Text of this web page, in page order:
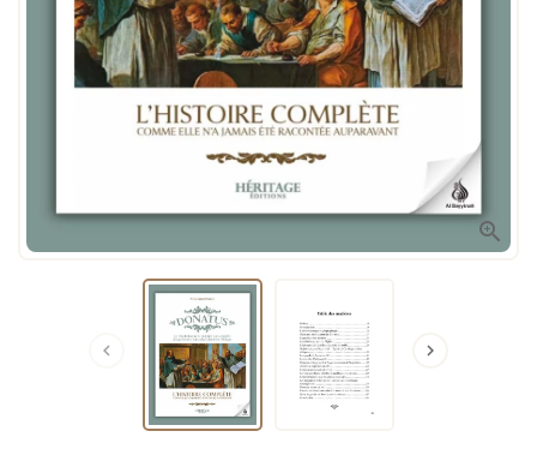

 